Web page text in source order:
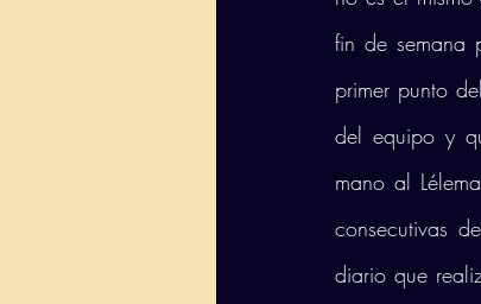
fin de semana
primer punto
del equipo y
mano al
consecutivas
diario que